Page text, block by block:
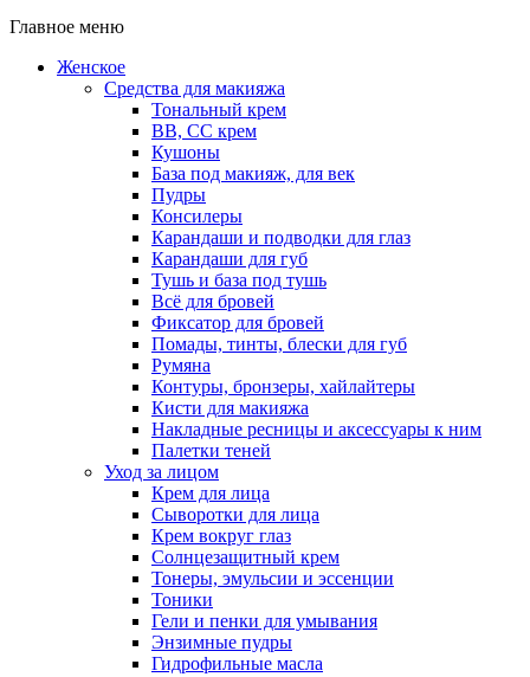
Главное меню
Женское
Средства для макияжа
Тональный крем
BB, CC крем
Кушоны
База под макияж, для век
Пудры
Консилеры
Карандаши и подводки для глаз
Карандаши для губ
Тушь и база под тушь
Всё для бровей
Фиксатор для бровей
Помады, тинты, блески для губ
Румяна
Контуры, бронзеры, хайлайтеры
Кисти для макияжа
Накладные ресницы и аксессуары к ним
Палетки теней
Уход за лицом
Крем для лица
Сыворотки для лица
Крем вокруг глаз
Солнцезащитный крем
Тонеры, эмульсии и эссенции
Тоники
Гели и пенки для умывания
Энзимные пудры
Гидрофильные масла